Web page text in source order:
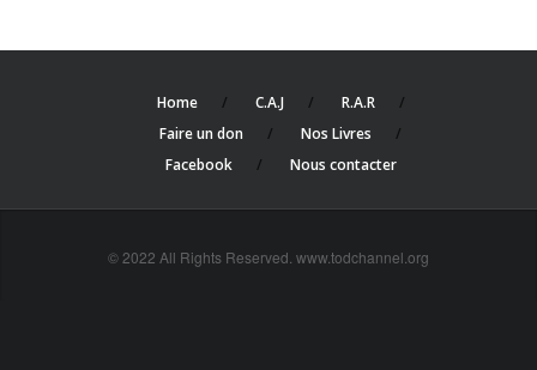
Home C.A.J
R.A.R
Faire un don
Nos Livres
Facebook
Nous contacter
© 2022 All Rights Reserved. www.todchannel.org